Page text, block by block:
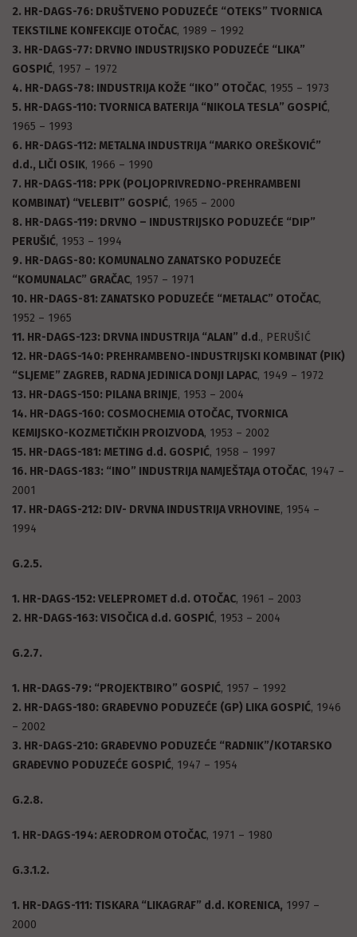
2. HR-DAGS-76: DRUŠTVENO PODUZEĆE “OTEKS” TVORNICA
TEKSTILNE KONFEKCIJE OTOČAC, 1989 – 1992
3. HR-DAGS-77: DRVNO INDUSTRIJSKO PODUZEĆE “LIKA”
GOSPIĆ, 1957 – 1972
4. HR-DAGS-78: INDUSTRIJA KOŽE “IKO” OTOČAC, 1955 – 1973
5. HR-DAGS-110: TVORNICA BATERIJA “NIKOLA TESLA” GOSPIĆ,
1965 – 1993
6. HR-DAGS-112: METALNA INDUSTRIJA “MARKO OREŠKOVIĆ”
d.d., LIČI OSIK, 1966 – 1990
7. HR-DAGS-118: PPK (POLJOPRIVREDNO-PREHRAMBENI
KOMBINAT) “VELEBIT” GOSPIĆ, 1965 – 2000
8. HR-DAGS-119: DRVNO – INDUSTRIJSKO PODUZEĆE “DIP”
PERUŠIĆ, 1953 – 1994
9. HR-DAGS-80: KOMUNALNO ZANATSKO PODUZEĆE
“KOMUNALAC” GRAČAC, 1957 – 1971
10. HR-DAGS-81: ZANATSKO PODUZEĆE “METALAC” OTOČAC,
1952 – 1965
11. HR-DAGS-123: DRVNA INDUSTRIJA “ALAN” d.d ., PERUŠIĆ
12. HR-DAGS-140: PREHRAMBENO-INDUSTRIJSKI KOMBINAT (PIK)
“SLJEME” ZAGREB, RADNA JEDINICA DONJI LAPAC, 1949 – 1972
13. HR-DAGS-150: PILANA BRINJE, 1953 – 2004
14. HR-DAGS-160: COSMOCHEMIA OTOČAC, TVORNICA
KEMIJSKO-KOZMETIČKIH PROIZVODA, 1953 – 2002
15. HR-DAGS-181: METING d.d. GOSPIĆ, 1958 – 1997
16. HR-DAGS-183: “INO” INDUSTRIJA NAMJEŠTAJA OTOČAC, 1947 –
2001
17. HR-DAGS-212: DIV- DRVNA INDUSTRIJA VRHOVINE, 1954 –
1994
G.2.5.
1. HR-DAGS-152: VELEPROMET d.d. OTOČAC, 1961 – 2003
2. HR-DAGS-163: VISOČICA d.d. GOSPIĆ, 1953 – 2004
G.2.7.
1. HR-DAGS-79: “PROJEKTBIRO” GOSPIĆ, 1957 – 1992
2. HR-DAGS-180: GRAĐEVNO PODUZEĆE (GP) LIKA GOSPIĆ, 1946
– 2002
3. HR-DAGS-210: GRAĐEVNO PODUZEĆE “RADNIK”/KOTARSKO
GRAĐEVNO PODUZEĆE GOSPIĆ, 1947 – 1954
G.2.8.
1. HR-DAGS-194: AERODROM OTOČAC, 1971 – 1980
G.3.1.2.
1. HR-DAGS-111: TISKARA “LIKAGRAF” d.d. KORENICA, 1997 –
2000